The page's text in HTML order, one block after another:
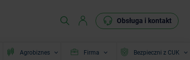
Obsługa i kontakt
Agrobiznes Firma Bezpieczni z CUK